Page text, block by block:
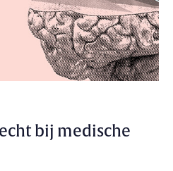
bij medische